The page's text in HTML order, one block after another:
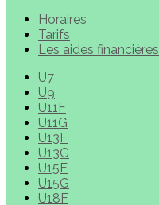
Horaires
Tarifs
Les aides financières
U7
U9
U11F
U11G
U13F
U13G
U15F
U15G
U18F